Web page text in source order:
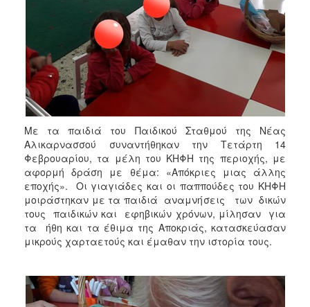
Με τα παιδιά του Παιδικού Σταθμού της Νέας
Αλικαρνασσού συναντήθηκαν την Τετάρτη 14
Φεβρουαρίου, τα μέλη του ΚΗΦΗ της περιοχής, με
αφορμή δράση με θέμα: «Απόκριες μιας άλλης
εποχής». Οι γιαγιάδες και οι παππούδες του ΚΗΦΗ
μοιράστηκαν με τα παιδιά αναμνήσεις των δικών
τους παιδικών και εφηβικών χρόνων, μίλησαν για
τα ήθη και τα έθιμα της Αποκριάς, κατασκεύασαν
μικρούς χαρταετούς και έμαθαν την ιστορία τους.